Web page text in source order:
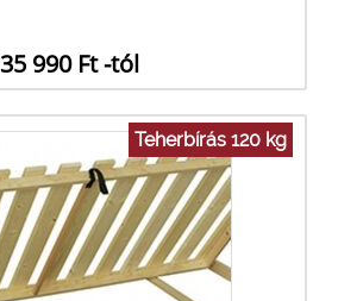
35 990 Ft -tól
Teherbírás 120 kg